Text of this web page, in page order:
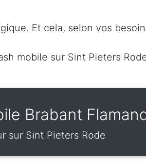
Et cela, selon vos
mobile sur Sint Pieters
Brabant
sur Sint Pieters Rode